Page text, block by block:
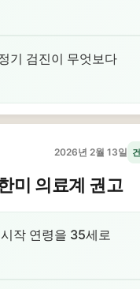
기 검진이 무엇보다
2026년 2월 13일
미 의료계 권고
작 연령을 35세로